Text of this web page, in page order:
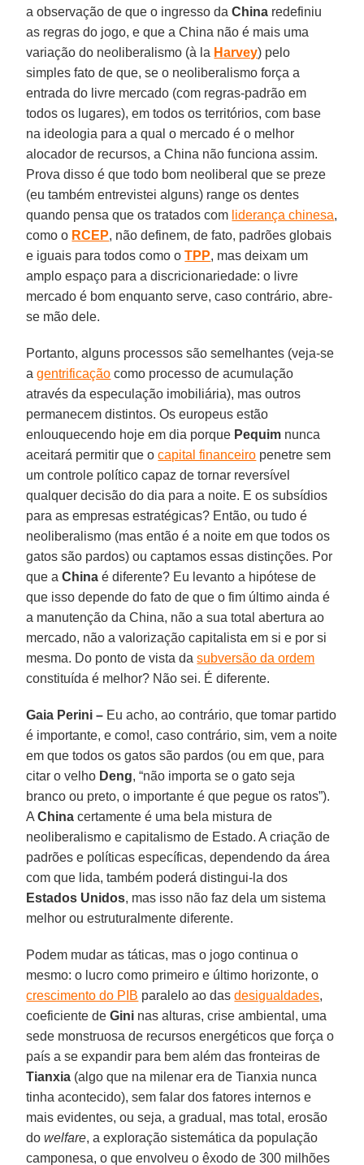
a observação de que o ingresso daChina redefiniu
as regras do jogo, e que a China não é mais uma
variação do neoliberalismo (à la Harvey) pelo
simples fato de que, se o neoliberalismo força a
entrada do livre mercado (com regras-padrão em
todos os lugares), em todos os territórios, com base
na ideologia para a qual o mercado é o melhor
alocador de recursos, a China não funciona assim.
Prova disso é que todo bom neoliberal que se preze
(eu também entrevistei alguns) range os dentes
quando pensa que os tratados com liderança chinesa,
como o RCEP, não definem, de fato, padrões globais
e iguais para todos como oTPP, mas deixam um
amplo espaço para a discricionariedade: o livre
mercado é bom enquanto serve, caso contrário, abre-
se mão dele.
Portanto, alguns processos são semelhantes (veja-se
agentrificação como processo de acumulação
através da especulação imobiliária), mas outros
permanecem distintos. Os europeus estão
enlouquecendo hoje em dia porque Pequim nunca
aceitará permitir que ocapital financeiro penetre sem
um controle político capaz de tornar reversível
qualquer decisão do dia para a noite. E os subsídios
para as empresas estratégicas? Então, ou tudo é
neoliberalismo (mas então é a noite em que todos os
gatos são pardos) ou captamos essas distinções. Por
que aChina é diferente? Eu levanto a hipótese de
que isso depende do fato de que o fim último ainda é
a manutenção da China, não a sua total abertura ao
mercado, não a valorização capitalista em si e por si
mesma. Do ponto de vista dasubversão da ordem
constituída é melhor? Não sei. É diferente.
Gaia Perini – Eu acho, ao contrário, que tomar partido
é importante, e como!, caso contrário, sim, vem a noite
em que todos os gatos são pardos (ou em que, para
citar o velho Deng, “não importa se o gato seja
branco ou preto, o importante é que pegue os ratos”).
AChina certamente é uma bela mistura de
neoliberalismo e capitalismo de Estado. A criação de
padrões e políticas específicas, dependendo da área
com que lida, também poderá distingui-la dos
Estados Unidos, mas isso não faz dela um sistema
melhor ou estruturalmente diferente.
Podem mudar as táticas, mas o jogo continua o
mesmo: o lucro como primeiro e último horizonte, o
crescimento do PIB paralelo ao dasdesigualdades,
coeficiente deGini nas alturas, crise ambiental, uma
sede monstruosa de recursos energéticos que força o
país a se expandir para bem além das fronteiras de
Tianxia (algo que na milenar era de Tianxia nunca
tinha acontecido), sem falar dos fatores internos e
mais evidentes, ou seja, a gradual, mas total, erosão
dowelfare, a exploração sistemática da população
camponesa, o que envolveu o êxodo de 300 milhões